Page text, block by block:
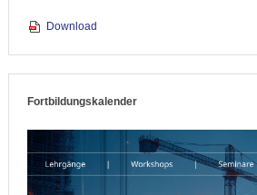
Download
Fortbildungskalender